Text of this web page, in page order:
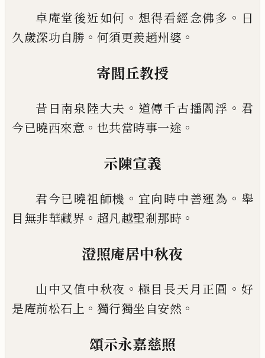
卓庵堂後近如何 。 想得看經念佛多 。 日
久歲深功自勝 。 何須更羨趙州婆 。
寄閭丘教授
昔日南泉陸大夫 。 道傳千古播閻浮 。 君
今已曉西來意 。 也共當時事一途 。
示陳宣義
君今已曉祖師機 。 宜向時中善運為 。 舉
目無非華藏界 。 超凡越聖剎那時 。
澄照庵居中秋夜
山中又值中秋夜 。 極目長天月正圓 。 好
是庵前松石 上 。 獨行獨坐自安然 。
頌示永嘉慈照